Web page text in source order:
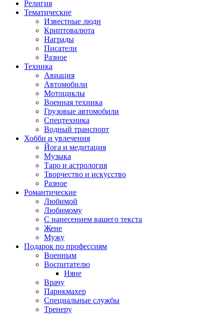
Религия
Тематические
Известные люди
Криптовалюта
Награды
Писатели
Разное
Техника
Авиация
Автомобили
Мотоциклы
Военная техника
Грузовые автомобили
Спецтехника
Водный транспорт
Хобби и увлечения
Йога и медитация
Музыка
Таро и астрология
Творчество и искусство
Разное
Романтические
Любимой
Любимому
С нанесением вашего текста
Жене
Мужу
Подарок по профессиям
Военным
Воспитателю
Няне
Врачу
Парикмахер
Специальные службы
Тренеру